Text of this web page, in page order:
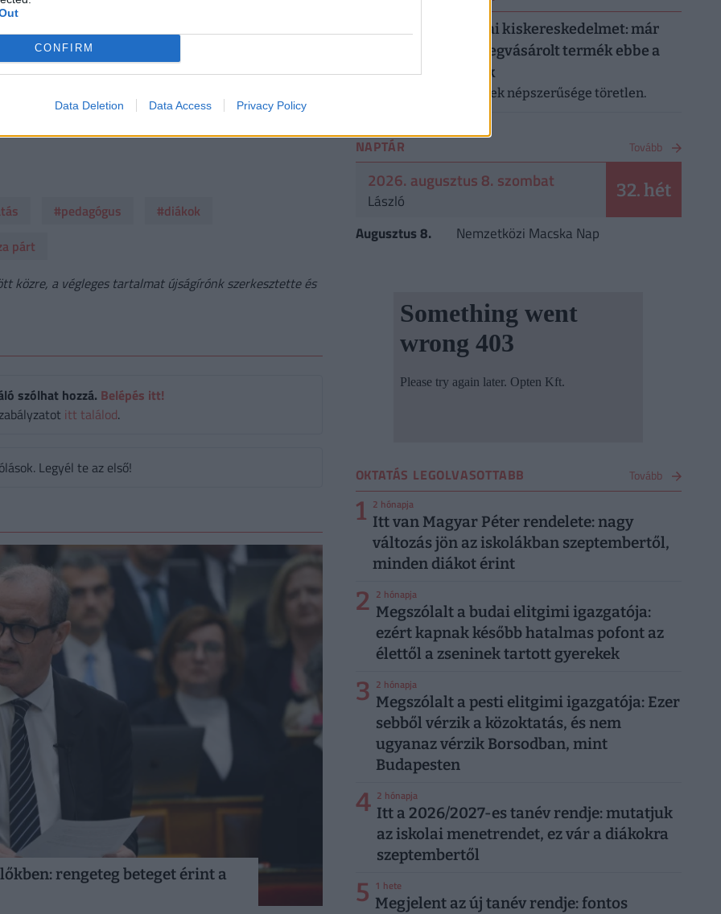
CONFIRM
Data Deletion Data Access Privacy Policy
az esküt Magyar Péter kormánya
a Tisza leendő minisztere: torzítja a
#pedagógus
#diákok
párt
közre, a végleges tartalmat újságírónk szerkesztette és
szólhat hozzá. Belépés itt!
itt találod.
Legyél te az első!
rengeteg beteget érint a
Letarolták az európai kiskereskedelmet: már
minden második megvásárolt termék ebbe a
kategóriába tartozik
A saját márkás termékek népszerűsége töretlen.
NAPTÁR Tovább
2026. augusztus 8. szombat
László 32. hét
Augusztus 8. Nemzetközi Macska Nap
OKTATÁS LEGOLVASOTTABB Tovább
1 2 hónapja
Itt van Magyar Péter rendelete: nagy
változás jön az iskolákban szeptembertől,
minden diákot érint
2 2 hónapja
Megszólalt a budai elitgimi igazgatója:
ezért kapnak később hatalmas pofont az
élettől a zseninek tartott gyerekek
3 2 hónapja
Megszólalt a pesti elitgimi igazgatója: Ezer
sebből vérzik a közoktatás, és nem
ugyanaz vérzik Borsodban, mint
Budapesten
4 2 hónapja
Itt a 2026/2027-es tanév rendje: mutatjuk
az iskolai menetrendet, ez vár a diákokra
szeptembertől
5 1 hete
Megjelent az új tanév rendje: fontos